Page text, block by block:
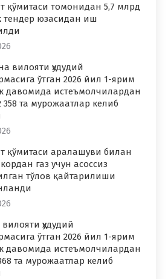
қўмитаси томонидан 5,7 млрд
тендер юзасидан иш
вилояти ҳудудий
ўтган 2026 йил 1-ярим
давомида истеъмолчилардан
та мурожаатлар келиб
қўмитаси аралашуви билан
газ учун асоссиз
тўлов қайтарилиши
ҳудудий
ўтган 2026 йил 1-ярим
давомида истеъмолчилардан
та мурожаатлар келиб